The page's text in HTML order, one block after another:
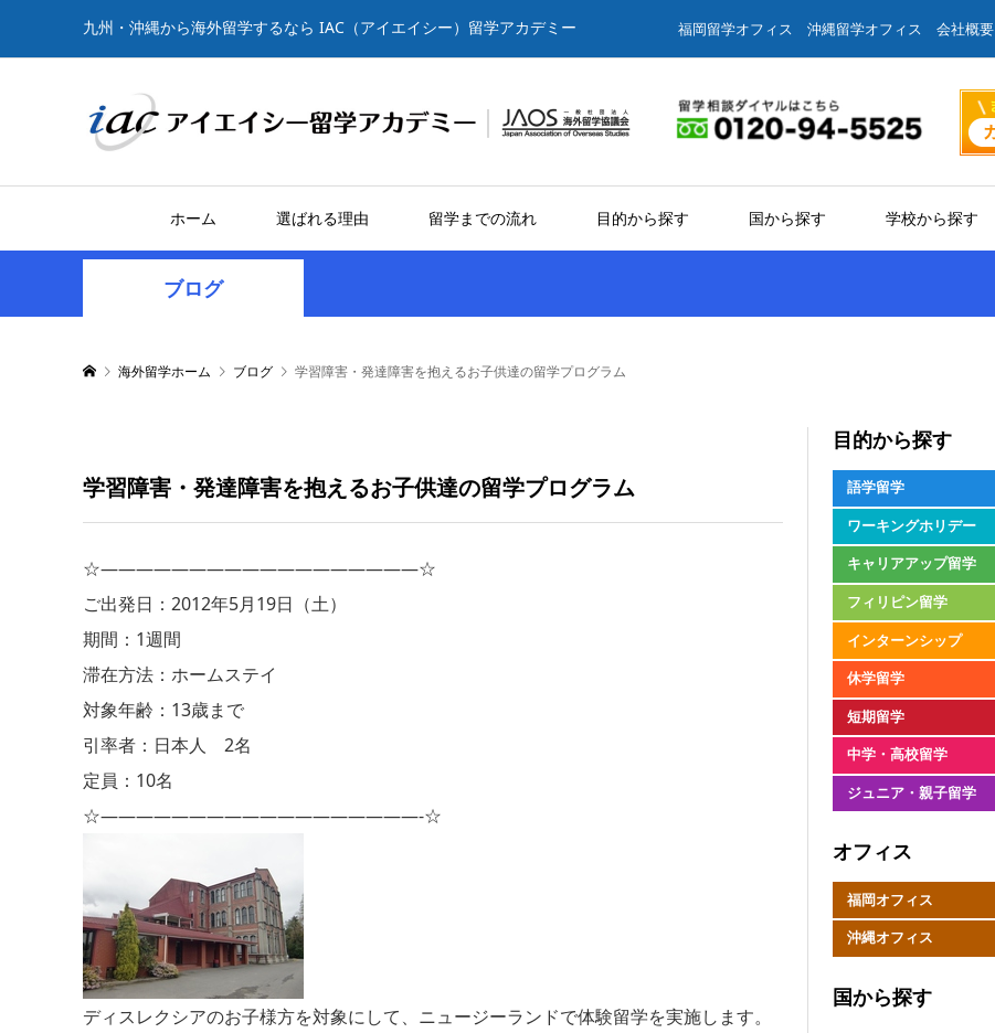
九州・沖縄から海外留学するなら IAC（アイエイシー）留学アカデミー 福岡留学オフィス 沖縄留学オフィス 会社概要
ホーム 選ばれる理由 留学までの流れ 目的から探す 国から探す 学校から探す
ブログ
海外留学ホーム ブログ 学習障害・発達障害を抱えるお子供達の留学プログラム
学習障害・発達障害を抱えるお子供達の留学プログラム
☆——————————————————☆
ご出発日：2012年5月19日（土）
期間：1週間
滞在方法：ホームステイ
対象年齢：13歳まで
引率者：日本人 2名
定員：10名
☆——————————————————-☆
ディスレクシアのお子様方を対象にして、ニュージーランドで体験留学を実施します。
目的から探す
語学留学
ワーキングホリデー
キャリアアップ留学
フィリピン留学
インターンシップ
休学留学
短期留学
中学・高校留学
ジュニア・親子留学
オフィス
福岡オフィス
沖縄オフィス
国から探す